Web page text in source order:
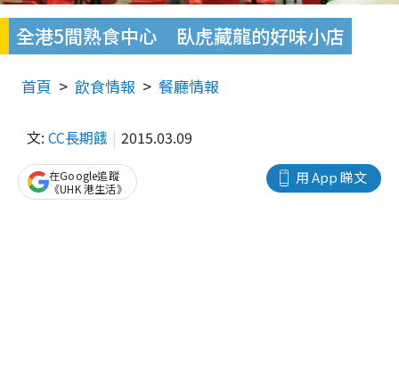
全港5間熟食中心 臥虎藏龍的好味小店
首頁 飲食情報 餐廳情報
文: CC長期餓 2015.03.09
用 App 睇文
在Google追蹤
《UHK 港生活》